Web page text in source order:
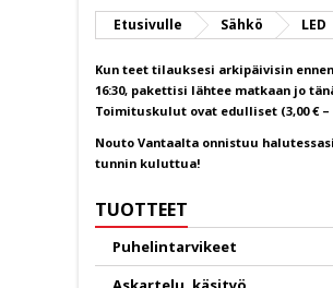
Etusivulle Sähkö LED
Kun teet tilauksesi arkipäivisin
16:30, pakettisi lähtee matkaan jo
Toimituskulut ovat edulliset (3,00 € –
Nouto Vantaalta onnistuu
tunnin kuluttua!
TUOTTEET
Puhelintarvikeet